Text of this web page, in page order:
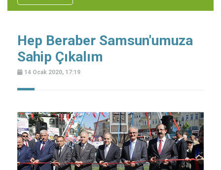
Hep Beraber Samsun'umuza
Sahip Çıkalım
14 Ocak 2020, 17:19